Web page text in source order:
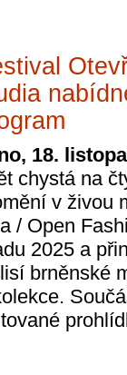
18.
chystá na
v živou
/ Open
2025 a
brněnské